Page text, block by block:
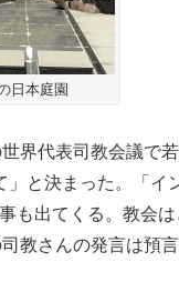
日本庭園
界代表司教会議で
と決まった。「イ
も出てくる。教会
教さんの発言は預